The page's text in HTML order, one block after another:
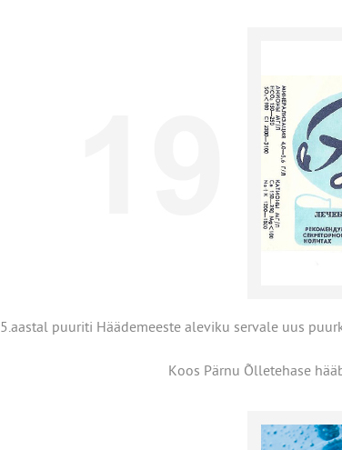
puuriti Häädemeeste aleviku servale uus
Koos Pärnu Õlletehase